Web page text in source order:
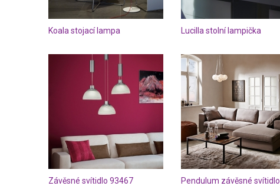
Koala stojací lampa Lucilla stolní lampička
Závěsné svítidlo 93467 Pendulum závěsné svítidlo